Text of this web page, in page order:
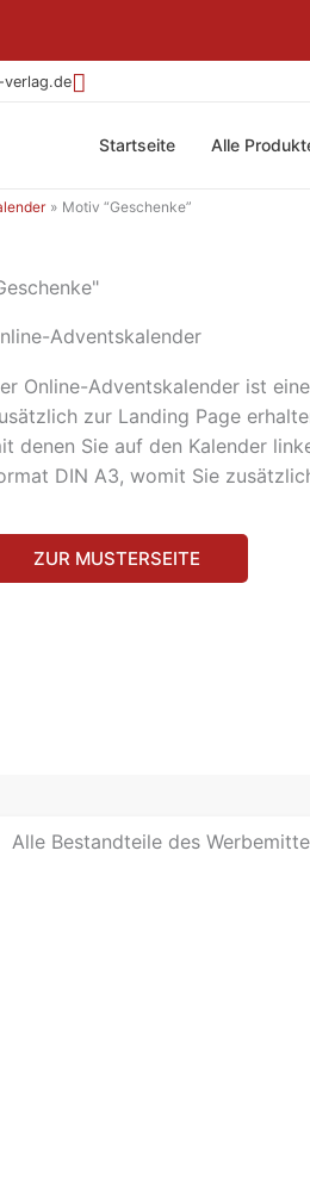
Startseite Alle
Motiv “Geschenke”
Adventskalender
Online-Adventskalender ist eine
zur Landing Page
denen Sie auf den Kalender
DIN A3, womit Sie
ZUR MUSTERSEITE
Alle Bestandteile des